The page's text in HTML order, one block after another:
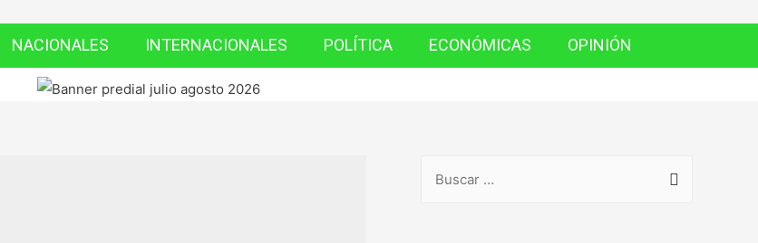
NACIONALES INTERNACIONALES POLÍTICA ECONÓMICAS OPINIÓN